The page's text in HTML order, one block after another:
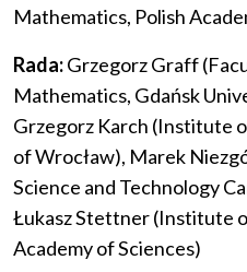
Mathematics, Polish
Rada:Grzegorz Graff
Mathematics, Gdańsk
Grzegorz Karch (Institute
of Wrocław), Marek
Science and Technology
Łukasz Stettner (Institute
Academy of Sciences)